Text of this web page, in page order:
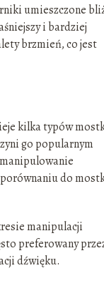
umieszczone
i bardziej
brzmień, co jest
kilka typów
go popularnym
do
manipulacji
preferowany
dźwięku.